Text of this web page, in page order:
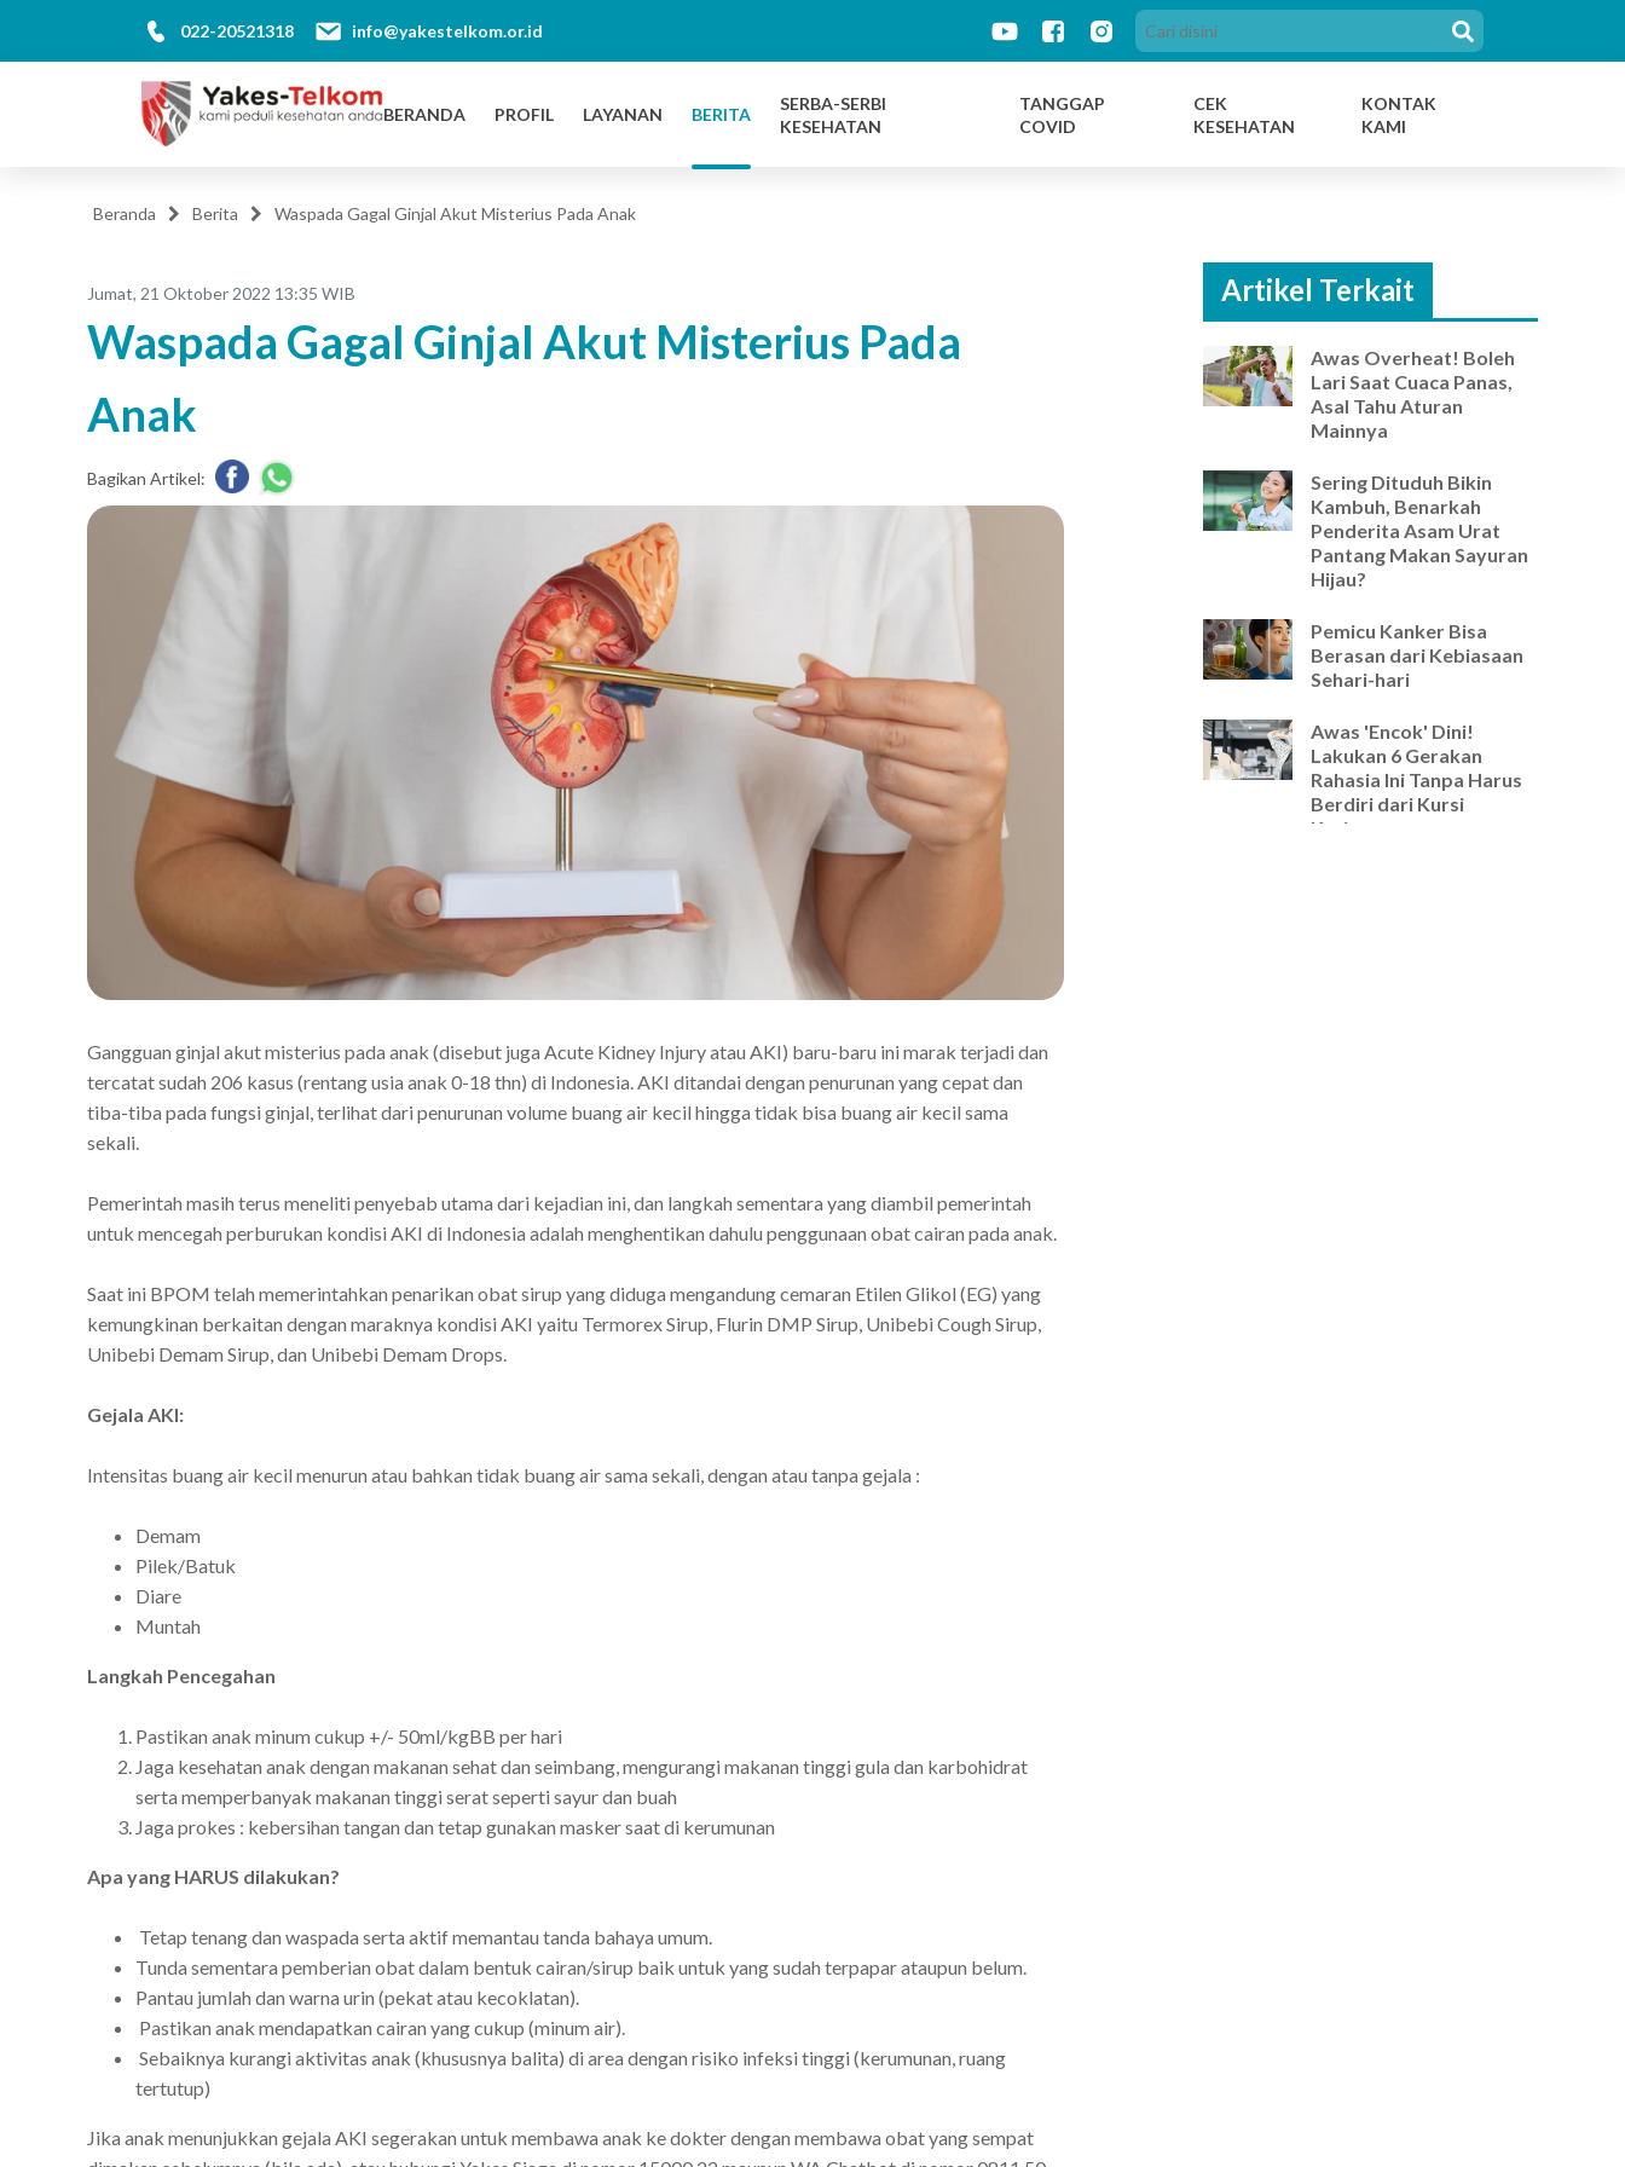
022-20521318 info@yakestelkom.or.id
BERANDA PROFIL LAYANAN BERITA
SERBA-SERBI
KESEHATAN
TANGGAP
COVID
CEK
KESEHATAN
KONTAK
KAMI
Beranda Berita Waspada Gagal Ginjal Akut Misterius Pada Anak
Jumat, 21 Oktober 2022 13:35 WIB
Waspada Gagal Ginjal Akut Misterius Pada
Anak
Bagikan Artikel:
Gangguan ginjal akut misterius pada anak (disebut juga Acute Kidney Injury atau AKI) baru-baru ini marak terjadi dan
tercatat sudah 206 kasus (rentang usia anak 0-18 thn) di Indonesia. AKI ditandai dengan penurunan yang cepat dan
tiba-tiba pada fungsi ginjal, terlihat dari penurunan volume buang air kecil hingga tidak bisa buang air kecil sama
sekali.
Pemerintah masih terus meneliti penyebab utama dari kejadian ini, dan langkah sementara yang diambil pemerintah
untuk mencegah perburukan kondisi AKI di Indonesia adalah menghentikan dahulu penggunaan obat cairan pada anak.
Saat ini BPOM telah memerintahkan penarikan obat sirup yang diduga mengandung cemaran Etilen Glikol (EG) yang
kemungkinan berkaitan dengan maraknya kondisi AKI yaitu Termorex Sirup, Flurin DMP Sirup, Unibebi Cough Sirup,
Unibebi Demam Sirup, dan Unibebi Demam Drops.
Gejala AKI:
Intensitas buang air kecil menurun atau bahkan tidak buang air sama sekali, dengan atau tanpa gejala :
Demam
Pilek/Batuk
Diare
Muntah
Langkah Pencegahan
Pastikan anak minum cukup +/- 50ml/kgBB per hari
Jaga kesehatan anak dengan makanan sehat dan seimbang, mengurangi makanan tinggi gula dan karbohidrat
serta memperbanyak makanan tinggi serat seperti sayur dan buah
Jaga prokes : kebersihan tangan dan tetap gunakan masker saat di kerumunan
Apa yang HARUS dilakukan?
Tetap tenang dan waspada serta aktif memantau tanda bahaya umum.
Tunda sementara pemberian obat dalam bentuk cairan/sirup baik untuk yang sudah terpapar ataupun belum.
Pantau jumlah dan warna urin (pekat atau kecoklatan).
Pastikan anak mendapatkan cairan yang cukup (minum air).
Sebaiknya kurangi aktivitas anak (khususnya balita) di area dengan risiko infeksi tinggi (kerumunan, ruang
tertutup)
Jika anak menunjukkan gejala AKI segerakan untuk membawa anak ke dokter dengan membawa obat yang sempat
Artikel Terkait
Awas Overheat! Boleh
Lari Saat Cuaca Panas,
Asal Tahu Aturan
Mainnya
Sering Dituduh Bikin
Kambuh, Benarkah
Penderita Asam Urat
Pantang Makan Sayuran
Hijau?
Pemicu Kanker Bisa
Berasan dari Kebiasaan
Sehari-hari
Awas 'Encok' Dini!
Lakukan 6 Gerakan
Rahasia Ini Tanpa Harus
Berdiri dari Kursi
Kerjamu